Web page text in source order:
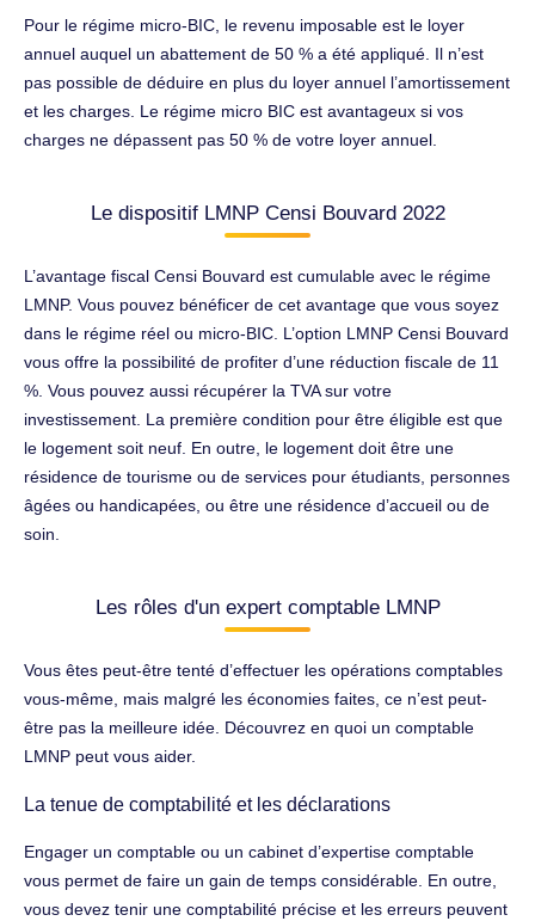
Pour le régime micro-BIC, le revenu imposable est le loyer
annuel auquel un abattement de 50 % a été appliqué. Il n’est
pas possible de déduire en plus du loyer annuel l’amortissement
et les charges. Le régime micro BIC est avantageux si vos
charges ne dépassent pas 50 % de votre loyer annuel.
Le dispositif LMNP Censi Bouvard 2022
L’avantage fiscal Censi Bouvard est cumulable avec le régime
LMNP. Vous pouvez bénéficer de cet avantage que vous soyez
dans le régime réel ou micro-BIC. L’option LMNP Censi Bouvard
vous offre la possibilité de profiter d’une réduction fiscale de 11
%. Vous pouvez aussi récupérer la TVA sur votre
investissement. La première condition pour être éligible est que
le logement soit neuf. En outre, le logement doit être une
résidence de tourisme ou de services pour étudiants, personnes
âgées ou handicapées, ou être une résidence d’accueil ou de
soin.
Les rôles d'un expert comptable LMNP
Vous êtes peut-être tenté d’effectuer les opérations comptables
vous-même, mais malgré les économies faites, ce n’est peut-
être pas la meilleure idée. Découvrez en quoi un comptable
LMNP peut vous aider.
La tenue de comptabilité et les déclarations
Engager un comptable ou un cabinet d’expertise comptable
vous permet de faire un gain de temps considérable. En outre,
vous devez tenir une comptabilité précise et les erreurs peuvent